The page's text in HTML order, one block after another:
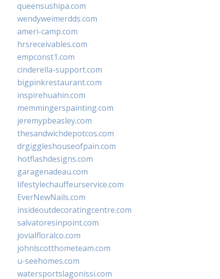
queensushipa.com
wendyweimerdds.com
ameri-camp.com
hrsreceivables.com
empconst1.com
cinderella-support.com
bigpinkrestaurant.com
inspirehuahin.com
memmingerspainting.com
jeremypbeasley.com
thesandwichdepotcos.com
drgiggleshouseofpain.com
hotflashdesigns.com
garagenadeau.com
lifestylechauffeurservice.com
EverNewNails.com
insideoutdecoratingcentre.com
salvatoresinpoint.com
jovialfloralco.com
johnlscotthometeam.com
u-seehomes.com
watersportslagonissi.com